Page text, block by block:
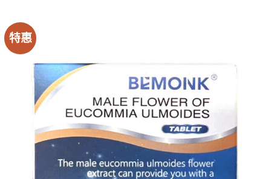
特惠